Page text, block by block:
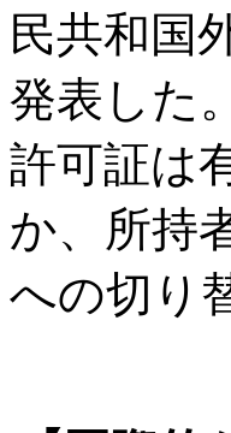
民共和国
発表した
許可証は
か、所持
への切り